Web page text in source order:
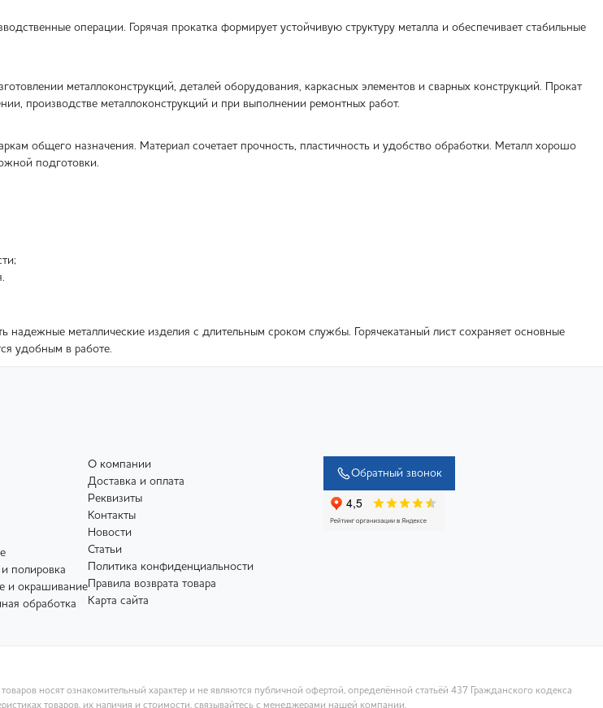
операции. Горячая прокатка формирует устойчивую структуру металла и обеспечивает стабильные
металлоконструкций, деталей оборудования, каркасных элементов и сварных конструкций. Прокат
производстве металлоконструкций и при выполнении ремонтных работ.
общего назначения. Материал сочетает прочность, пластичность и удобство обработки. Металл хорошо
подготовки.
надежные металлические изделия с длительным сроком службы. Горячекатаный лист сохраняет основные
удобным в работе.
полировка
и окрашивание
обработка
О компании
Доставка и оплата
Реквизиты
Контакты
Новости
Статьи
Политика конфиденциальности
Правила возврата товара
Карта сайта
Обратный звонок
носят ознакомительный характер и не являются публичной офертой, определённой статьёй 437 Гражданского кодекса
товаров, их наличия и стоимости, связывайтесь с менеджерами нашей компании.